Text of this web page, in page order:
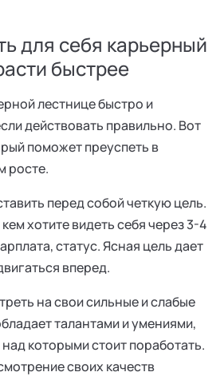
для себя карьерный
быстрее
лестнице быстро и
действовать правильно. Вот
поможет преуспеть в
росте.
перед собой четкую цель.
хотите видеть себя через 3-4
статус. Ясная цель дает
вперед.
на свои сильные и слабые
талантами и умениями,
которыми стоит поработать.
своих качеств